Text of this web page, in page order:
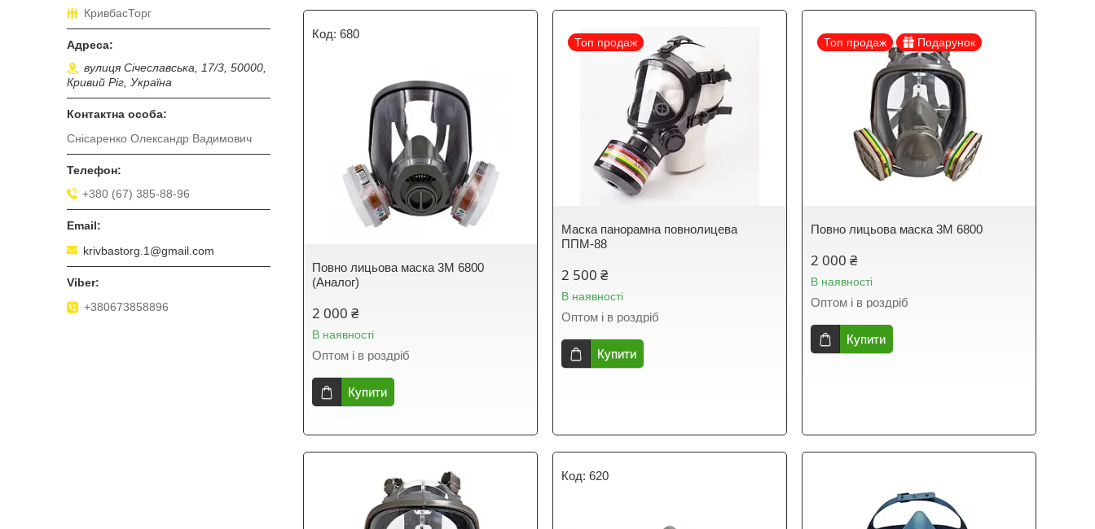
680
Повно лицьова маска 3М 6800
(Аналог)
2 000 ₴
В наявності
Оптом і в роздріб
Купити
Топ продаж
Маска панорамна повнолицева
ППМ-88
2 500 ₴
В наявності
Оптом і в роздріб
Купити
Топ продаж Подарунок
Повно лицьова маска 3М 6800
2 000 ₴
В наявності
Оптом і в роздріб
Купити
620
КривбасТорг
вулиця Січеславська, 17/3, 50000,
Кривий Ріг, Україна
Снісаренко Олександр Вадимович
+380 (67) 385-88-96
krivbastorg.1@gmail.com
+380673858896